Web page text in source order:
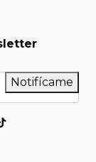
Notifícame